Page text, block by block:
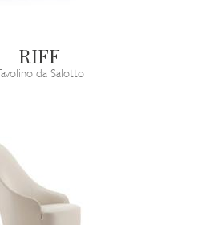
RIFF
Tavolino da Salotto